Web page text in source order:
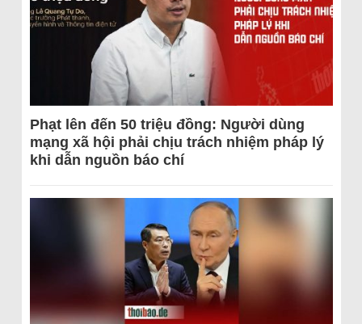
Phạt lên đến 50 triệu đồng: Người dùng
mạng xã hội phải chịu trách nhiệm pháp lý
khi dẫn nguồn báo chí